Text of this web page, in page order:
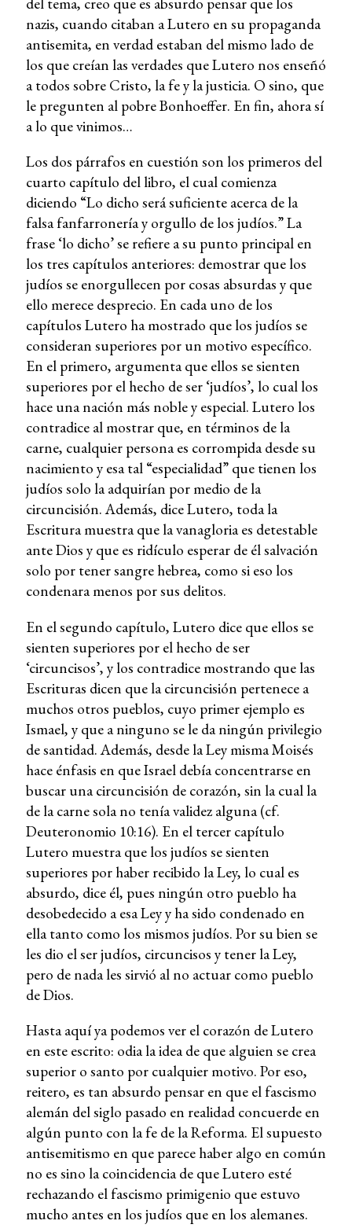
nazis, cuando citaban a Lutero en su propaganda
antisemita, en verdad estaban del mismo lado de
los que creían las verdades que Lutero nos enseñó
a todos sobre Cristo, la fe y la justicia. O sino, que
le pregunten al pobre Bonhoeffer. En fin, ahora sí
a lo que vinimos…
Los dos párrafos en cuestión son los primeros del
cuarto capítulo del libro, el cual comienza
diciendo “Lo dicho será suficiente acerca de la
falsa fanfarronería y orgullo de los judíos.” La
frase ‘lo dicho’ se refiere a su punto principal en
los tres capítulos anteriores: demostrar que los
judíos se enorgullecen por cosas absurdas y que
ello merece desprecio. En cada uno de los
capítulos Lutero ha mostrado que los judíos se
consideran superiores por un motivo específico.
En el primero, argumenta que ellos se sienten
superiores por el hecho de ser ‘judíos’, lo cual los
hace una nación más noble y especial. Lutero los
contradice al mostrar que, en términos de la
carne, cualquier persona es corrompida desde su
nacimiento y esa tal “especialidad” que tienen los
judíos solo la adquirían por medio de la
circuncisión. Además, dice Lutero, toda la
Escritura muestra que la vanagloria es detestable
ante Dios y que es ridículo esperar de él salvación
solo por tener sangre hebrea, como si eso los
condenara menos por sus delitos.
En el segundo capítulo, Lutero dice que ellos se
sienten superiores por el hecho de ser
‘circuncisos’, y los contradice mostrando que las
Escrituras dicen que la circuncisión pertenece a
muchos otros pueblos, cuyo primer ejemplo es
Ismael, y que a ninguno se le da ningún privilegio
de santidad. Además, desde la Ley misma Moisés
hace énfasis en que Israel debía concentrarse en
buscar una circuncisión de corazón, sin la cual la
de la carne sola no tenía validez alguna (cf.
Deuteronomio 10:16). En el tercer capítulo
Lutero muestra que los judíos se sienten
superiores por haber recibido la Ley, lo cual es
absurdo, dice él, pues ningún otro pueblo ha
desobedecido a esa Ley y ha sido condenado en
ella tanto como los mismos judíos. Por su bien se
les dio el ser judíos, circuncisos y tener la Ley,
pero de nada les sirvió al no actuar como pueblo
de Dios.
Hasta aquí ya podemos ver el corazón de Lutero
en este escrito: odia la idea de que alguien se crea
superior o santo por cualquier motivo. Por eso,
reitero, es tan absurdo pensar en que el fascismo
alemán del siglo pasado en realidad concuerde en
algún punto con la fe de la Reforma. El supuesto
antisemitismo en que parece haber algo en común
no es sino la coincidencia de que Lutero esté
rechazando el fascismo primigenio que estuvo
mucho antes en los judíos que en los alemanes.